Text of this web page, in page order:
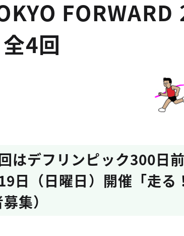
4回
はデフリンピック300日
日（日曜日）開催「走
集）